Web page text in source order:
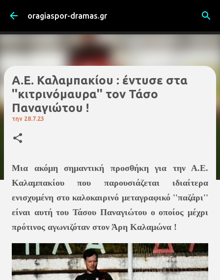
Μετάβαση στο κύριο περιεχόμενο
oragiaspor-dramas.gr
A.E. Kαλαμπακίου : έντυσε στα
''κιτρινόμαυρα'' τον Τάσο
Παναγιώτου !
την 28.7.23
Μια ακόμη σημαντική προσθήκη για την Α.Ε.
Καλαμπακίου που παρουσιάζεται ιδιαίτερα
ενισχυμένη στο καλοκαιρινό μεταγραφικό ''παζάρι''
είναι αυτή του Τάσου Παναγιώτου ο οποίος μέχρι
πρότινος αγωνιζόταν στον Άρη Καλαμώνα !